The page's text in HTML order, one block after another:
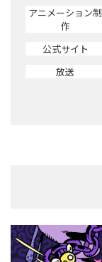
アニメーション制
作
公式サイト
放送